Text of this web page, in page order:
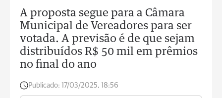
A proposta segue para a Câmara
Municipal de Vereadores para ser
votada. A previsão é de que sejam
distribuídos R$ 50 mil em prêmios
no final do ano
Publicado: 17/03/2025, 18:56